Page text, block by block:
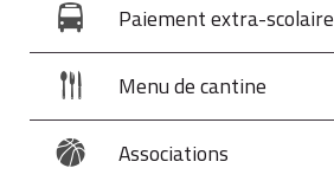
Paiement extra-scolaire
Menu de cantine
Associations